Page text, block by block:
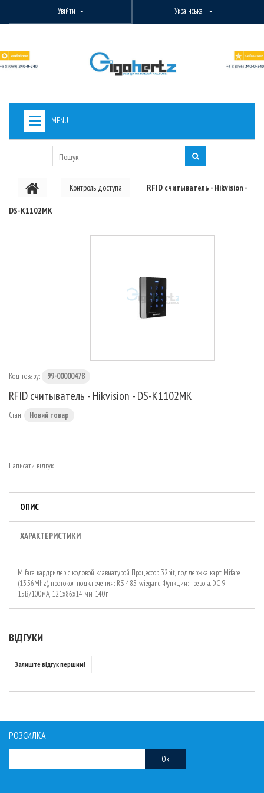
Увійти Українська
MENU
PON ОБЛАДНАННЯ
Контроль доступа RFID считыватель - Hikvision -
DS-K1102MK
Код товару: 99-00000478
RFID считыватель - Hikvision - DS-K1102MK
Стан: Новий товар
Написати відгук
ОПИС
ХАРАКТЕРИСТИКИ
Mifare кардридер с кодовой клавиатурой. Процессор 32bit, поддержка карт Mifare
(13.56Mhz), протокол подключения: RS-485, wiegand. Функции: тревога. DC 9-
15В/100мА, 121х86х14 мм, 140г
ВІДГУКИ
Залиште відгук першим!
РОЗСИЛКА
Ok